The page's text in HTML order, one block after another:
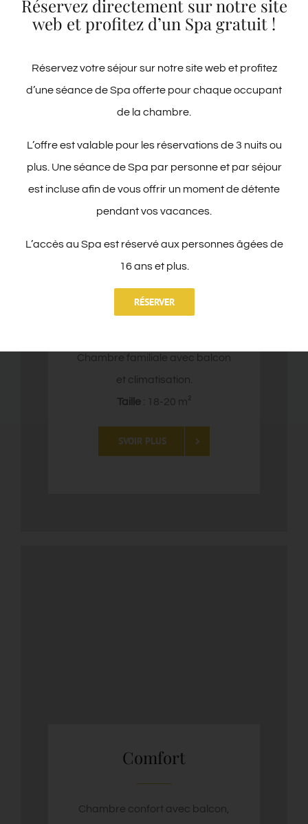
Familiale
Chambre familiale avec balcon
et climatisation.
Taille: 18-20 m²
SVOIR PLUS
Comfort
Chambre confort avec balcon,
Réservez directement sur notre site
web et profitez d’un Spa gratuit !
Réservez votre séjour sur notre site web et profitez
d’une séance de Spa offerte pour chaque occupant
de la chambre.
L’offre est valable pour les réservations de 3 nuits ou
plus. Une séance de Spa par personne et par séjour
est incluse afin de vous offrir un moment de détente
pendant vos vacances.
L’accès au Spa est réservé aux personnes âgées de
16 ans et plus.
RÉSERVER